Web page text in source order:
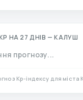
НА 27 ДНІВ — КАЛУШ
прогнозу...
Kp-індексу для міста